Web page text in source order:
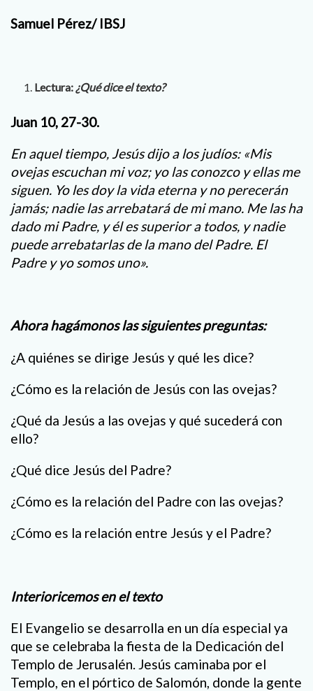
Samuel Pérez/ IBSJ
Lectura: ¿Qué dice el texto?
Juan 10, 27-30.
En aquel tiempo, Jesús dijo a los judíos: «Mis
ovejas escuchan mi voz; yo las conozco y ellas me
siguen. Yo les doy la vida eterna y no perecerán
jamás; nadie las arrebatará de mi mano. Me las ha
dado mi Padre, y él es superior a todos, y nadie
puede arrebatarlas de la mano del Padre. El
Padre y yo somos uno».
Ahora hagámonos las siguientes preguntas:
¿A quiénes se dirige Jesús y qué les dice?
¿Cómo es la relación de Jesús con las ovejas?
¿Qué da Jesús a las ovejas y qué sucederá con
ello?
¿Qué dice Jesús del Padre?
¿Cómo es la relación del Padre con las ovejas?
¿Cómo es la relación entre Jesús y el Padre?
Interioricemos en el texto
El Evangelio se desarrolla en un día especial ya
que se celebraba la fiesta de la Dedicación del
Templo de Jerusalén. Jesús caminaba por el
Templo, en el pórtico de Salomón, donde la gente